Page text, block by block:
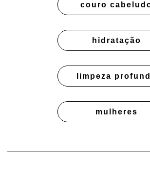
couro
hidratação
limpeza
mulheres